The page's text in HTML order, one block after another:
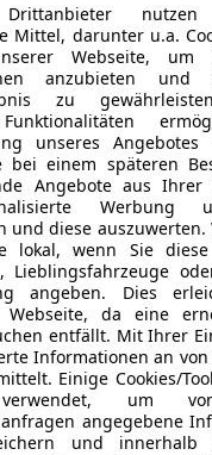
nutzen
Mittel, darunter u.a.
Webseite, um
anzubieten und
zu
unseres
bei einem späteren
Angebote aus Ihrer
Werbung
und diese
lokal, wenn Sie
Lieblingsfahrzeuge
angeben. Dies
da eine
entfällt. Mit Ihrer
Informationen an
Einige Cookies/
verwendet, um
angegebene
und innerhalb